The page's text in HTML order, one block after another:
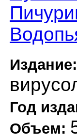
Издание:
Год
Объем: